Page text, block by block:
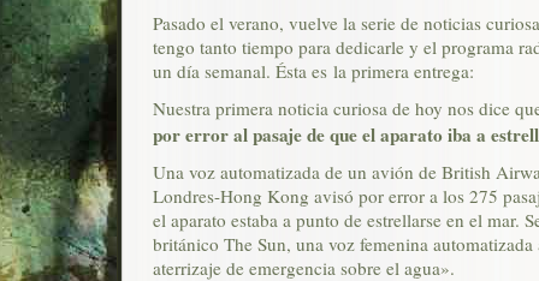
Pasado el verano, vuelve la serie de noticias
tengo tanto tiempo para dedicarle y el programa
un día semanal. Ésta es la primera entrega:
Nuestra primera noticia curiosa de hoy nos dice
por error al pasaje de que el aparato iba a
Una voz automatizada de un avión de British
Londres-Hong Kong avisó por error a los 275
el aparato estaba a punto de estrellarse en el mar.
británico The Sun, una voz femenina
aterrizaje de emergencia sobre el agua».